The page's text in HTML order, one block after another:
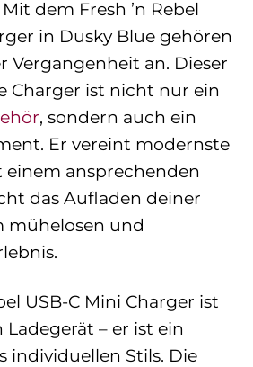
dem Fresh ’n Rebel
in Dusky Blue gehören
Vergangenheit an. Dieser
Charger ist nicht nur ein
, sondern auch ein
Er vereint modernste
ansprechenden
das Aufladen deiner
mühelosen und
USB-C Mini Charger ist
– er ist ein
individuellen Stils. Die